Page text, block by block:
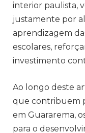
interior paulista,
justamente por
aprendizagem
escolares,
investimento
Ao longo deste
que contribuem
em Guararema,
para o